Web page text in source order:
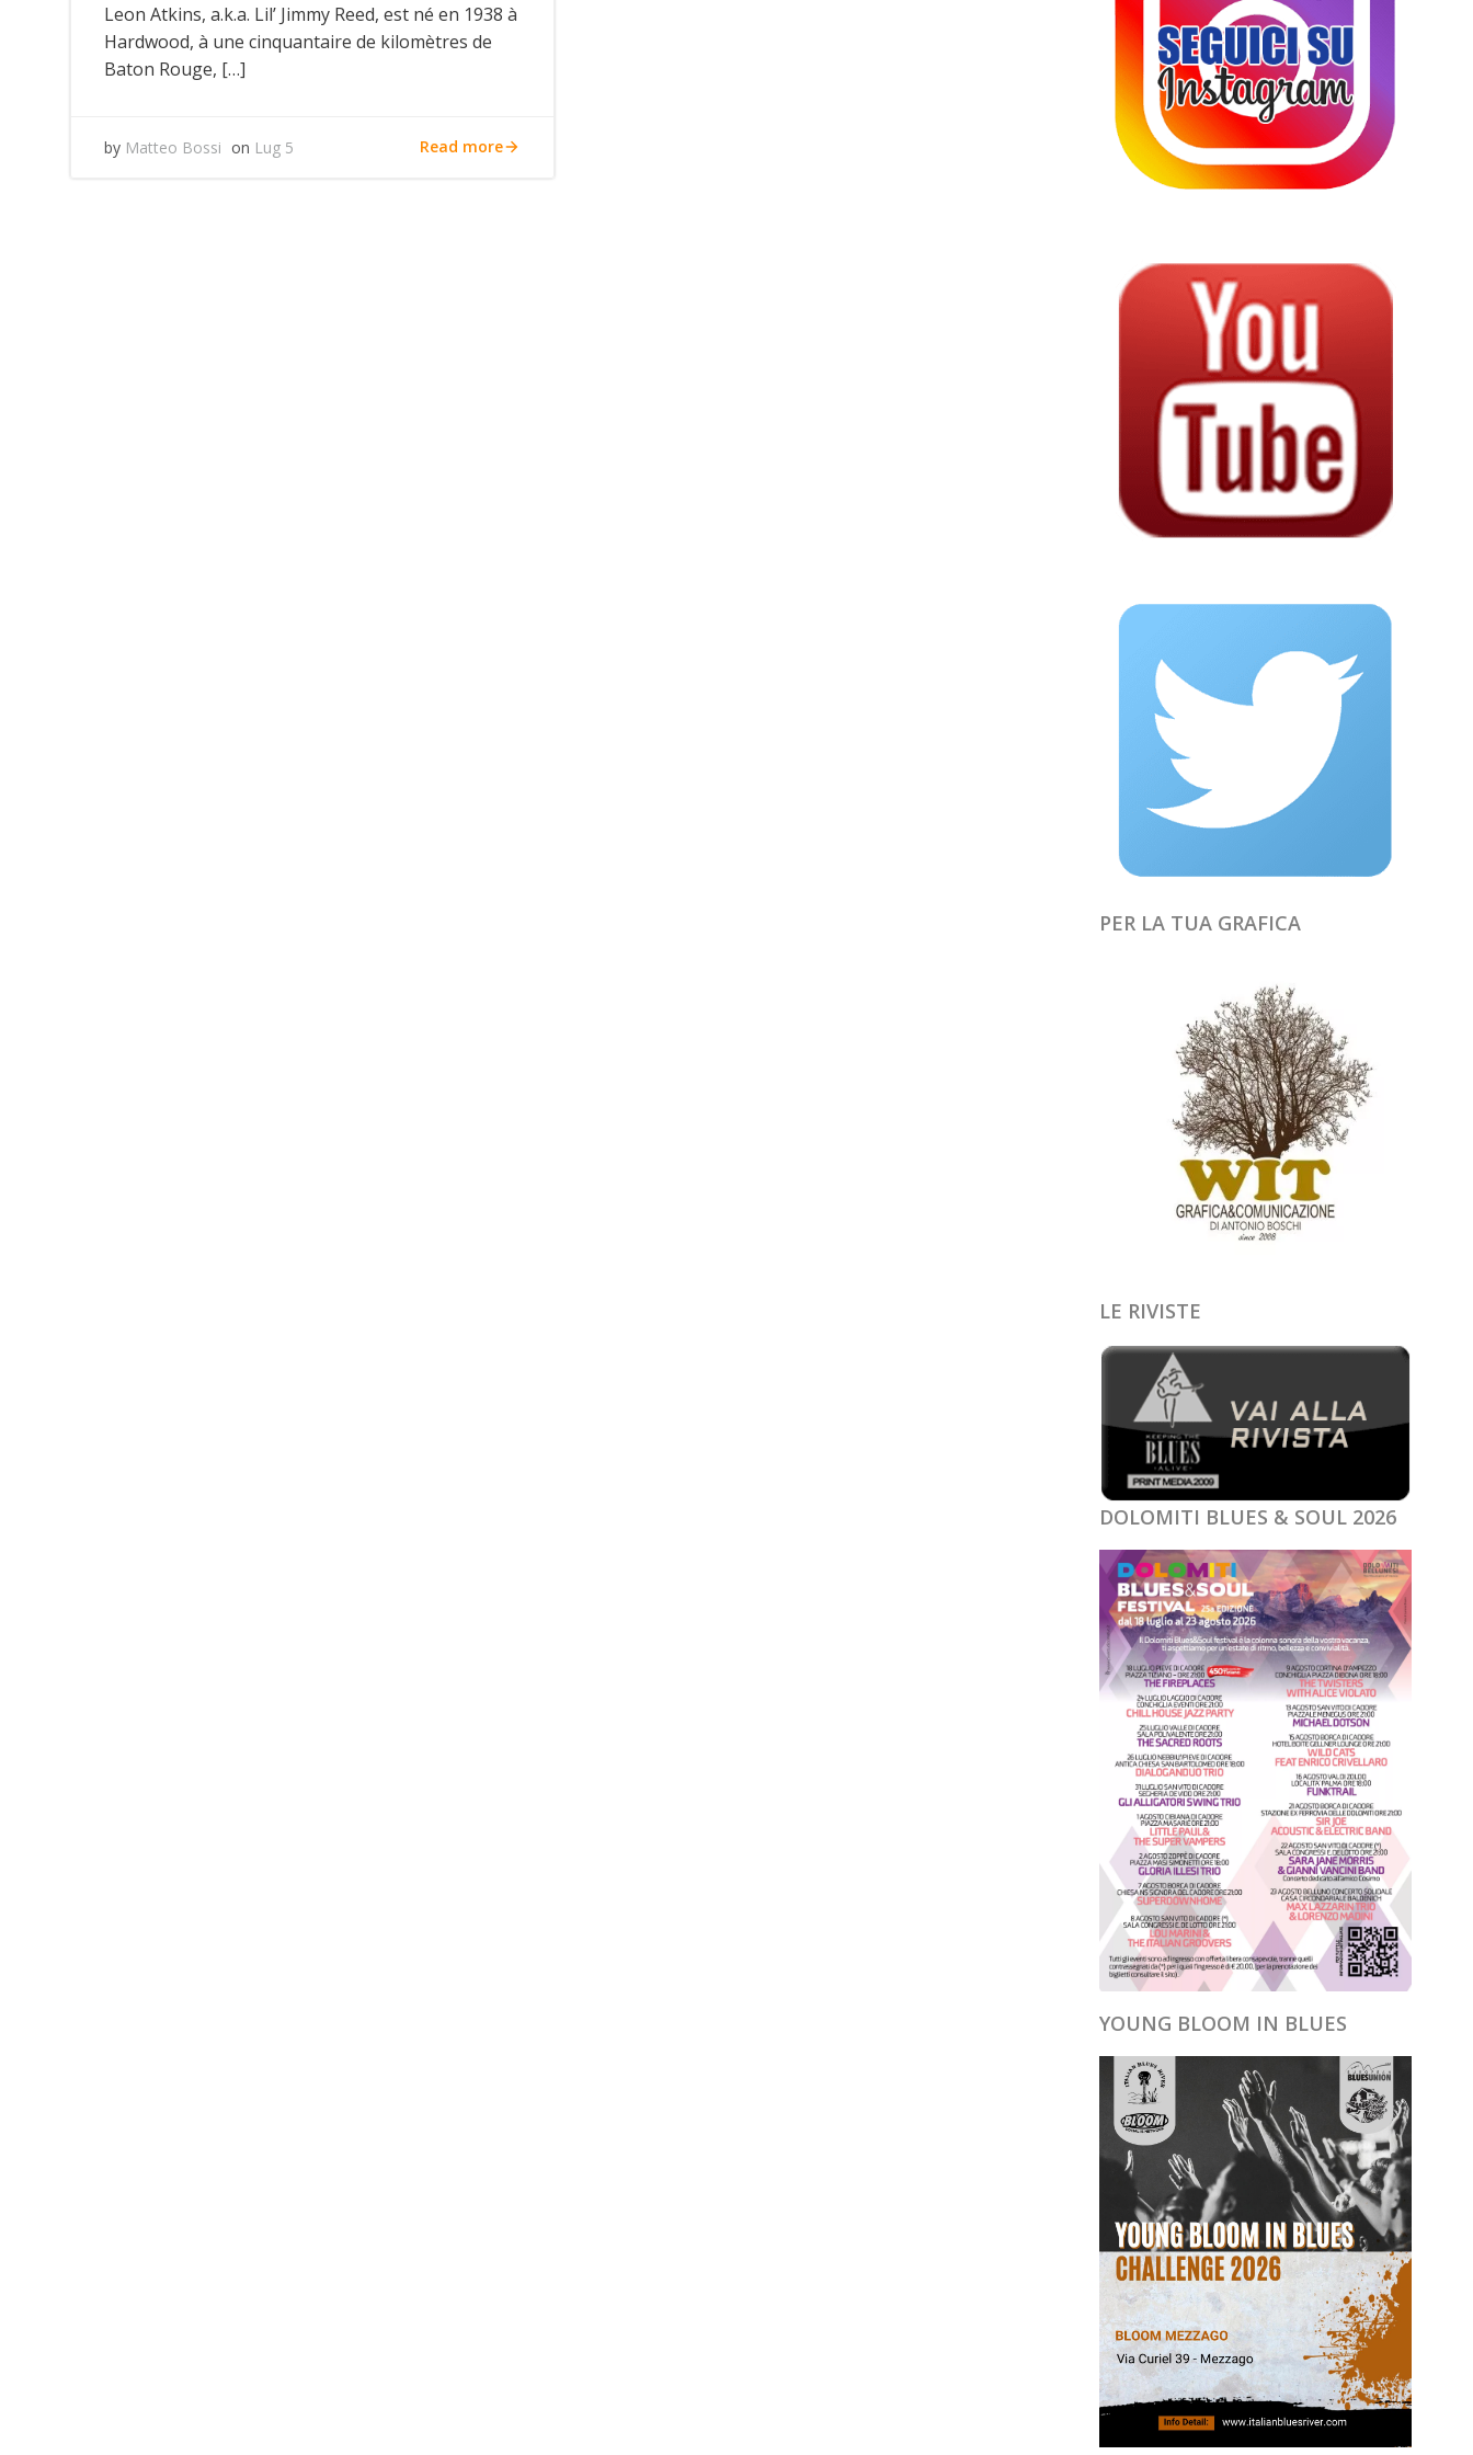
Leon Atkins, a.k.a. Lil’ Jimmy Reed, est né en 1938 à
Hardwood, à une cinquantaire de kilomètres de
Baton Rouge, […]
by Matteo Bossi on Lug 5 Read more
PER LA TUA GRAFICA
LE RIVISTE
DOLOMITI BLUES & SOUL 2026
YOUNG BLOOM IN BLUES